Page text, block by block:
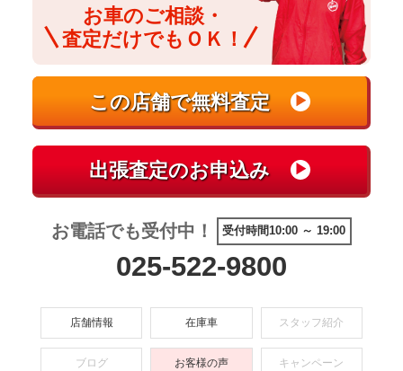
お車のご相談・
査定だけでもＯＫ！
お電話でも受付中！ 受付時間10:00 ～ 19:00
025-522-9800
店舗情報 在庫車 スタッフ紹介
ブログ お客様の声 キャンペーン